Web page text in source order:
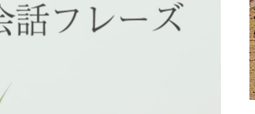
ラトビア
リトアニア
ルーマニア